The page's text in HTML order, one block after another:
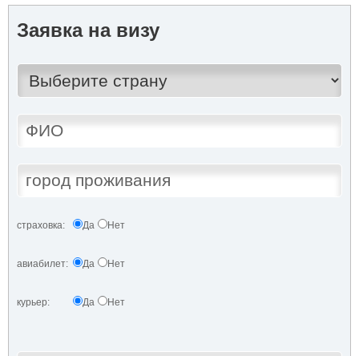
Заявка на визу
страховка: Да Нет
авиабилет: Да Нет
курьер: Да Нет